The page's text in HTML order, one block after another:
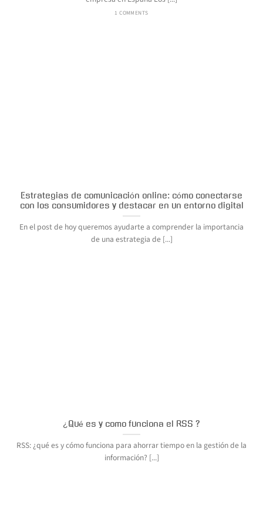
1 COMMENTS
Estrategias de comunicación online: cómo conectarse
con los consumidores y destacar en un entorno digital
En el post de hoy queremos ayudarte a comprender la importancia
de una estrategia de [...]
¿Qué es y como funciona el RSS ?
RSS: ¿qué es y cómo funciona para ahorrar tiempo en la gestión de la
información? [...]